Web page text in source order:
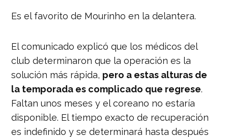
Es el favorito de Mourinho en la delantera.
El comunicado explicó que los médicos del
club determinaron que la operación es la
solución más rápida, pero a estas alturas de
la temporada es complicado que regrese.
Faltan unos meses y el coreano no estaría
disponible. El tiempo exacto de recuperación
es indefinido y se determinará hasta después